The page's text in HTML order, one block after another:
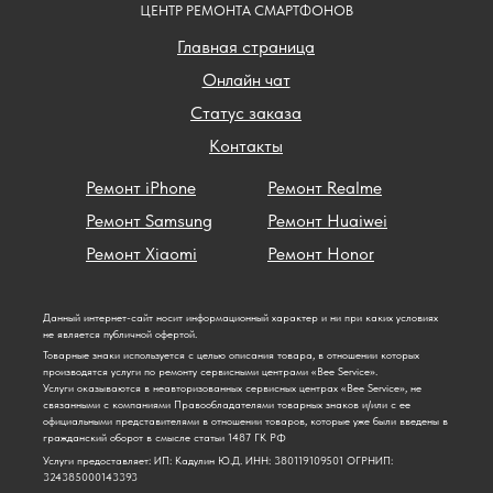
Главная страница
Контакты
Статус заказа
Ремонт iPhone
Ремонт Samsung
Ремонт Xiaomi
Ремонт Realme
Ремонт Huaiwei
Ремонт Honor
Товарные знаки используется с целью описания товара, в отношении которых
производятся услуги по ремонту сервисными центрами «Bee Service».
Услуги оказываются в неавторизованных сервисных центрах «Bee Service», не
связанными с компаниями Правообладателями товарных знаков и/или с ее
официальными представителями в отношении товаров, которые уже были введены в
гражданский оборот в смысле статьи 1487 ГК РФ
Данный интернет-сайт носит информационный характер и ни при каких условиях
не является публичной офертой.
Онлайн чат
ЦЕНТР РЕМОНТА СМАРТФОНОВ
Услуги предоставляет: ИП: Кадулин Ю.Д. ИНН: 380119109501 ОГРНИП:
324385000143393